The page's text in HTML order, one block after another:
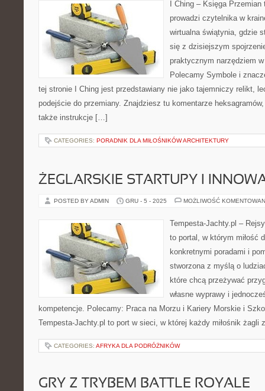
I Ching – Księga
prowadzi czytelnika w
wirtualna świątynia, gdzie
się z dzisiejszym
praktycznym narzędziem
Polecamy Symbole i
tej stronie I Ching jest przedstawiany nie jako tajemniczy relikt,
podejście do przemiany. Znajdziesz tu komentarze heksagramów,
także instrukcje […]
CATEGORIES: PORADNIK DLA MIŁOŚNIKÓW ARCHITEKTURY
ŻEGLARSKIE STARTUPY I
POSTED BY ADMIN GRU - 5 - 2025 MOŻLIWOŚĆ
Tempesta-Jachty.pl –
to portal, w którym miłość
konkretnymi poradami i
stworzona z myślą o
które chcą przeżywać
własne wyprawy i
kompetencje. Polecamy: Praca na Morzu i Kariery Morskie i
Tempesta-Jachty.pl to port w sieci, w której każdy miłośnik żagli
CATEGORIES: AFRYKA DLA PODRÓŻNIKÓW
GRY Z TRYBEM BATTLE ROYALE